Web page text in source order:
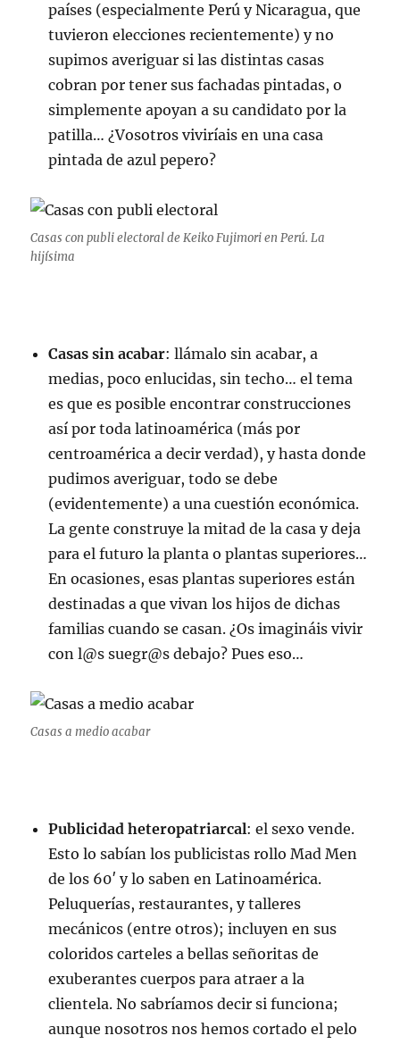
países (especialmente Perú y Nicaragua, que
tuvieron elecciones recientemente) y no
supimos averiguar si las distintas casas
cobran por tener sus fachadas pintadas, o
simplemente apoyan a su candidato por la
patilla… ¿Vosotros viviríais en una casa
pintada de azul pepero?
Casas con publi electoral de Keiko Fujimori en Perú. La
hijísima
Casas sin acabar: llámalo sin acabar, a
medias, poco enlucidas, sin techo… el tema
es que es posible encontrar construcciones
así por toda latinoamérica (más por
centroamérica a decir verdad), y hasta donde
pudimos averiguar, todo se debe
(evidentemente) a una cuestión económica.
La gente construye la mitad de la casa y deja
para el futuro la planta o plantas superiores…
En ocasiones, esas plantas superiores están
destinadas a que vivan los hijos de dichas
familias cuando se casan. ¿Os imagináis vivir
con l@s suegr@s debajo? Pues eso…
Casas a medio acabar
Publicidad heteropatriarcal: el sexo vende.
Esto lo sabían los publicistas rollo Mad Men
de los 60′ y lo saben en Latinoamérica.
Peluquerías, restaurantes, y talleres
mecánicos (entre otros); incluyen en sus
coloridos carteles a bellas señoritas de
exuberantes cuerpos para atraer a la
clientela. No sabríamos decir si funciona;
aunque nosotros nos hemos cortado el pelo